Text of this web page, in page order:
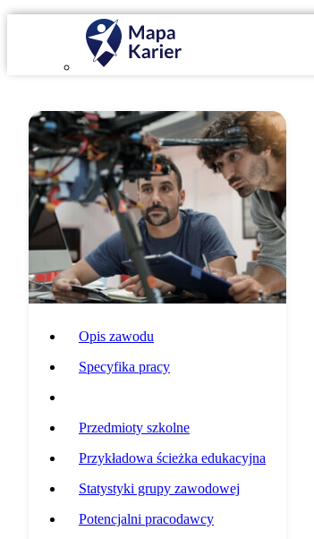
Opis zawodu
Specyfika pracy
Przedmioty szkolne
Przykładowa ścieżka edukacyjna
Statystyki grupy zawodowej
Potencjalni pracodawcy